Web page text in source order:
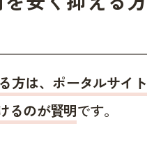
方は、ポータルサイト
るのが賢明です。